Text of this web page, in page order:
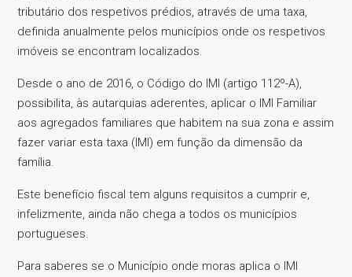
tributário dos respetivos prédios, através de uma taxa,
definida anualmente pelos municípios onde os respetivos
imóveis se encontram localizados.
Desde o ano de 2016, o Código do IMI (artigo 112º-A),
possibilita, às autarquias aderentes, aplicar o IMI Familiar
aos agregados familiares que habitem na sua zona e assim
fazer variar esta taxa (IMI) em função da dimensão da
família.
Este benefício fiscal tem alguns requisitos a cumprir e,
infelizmente, ainda não chega a todos os municípios
portugueses.
Para saberes se o Município onde moras aplica o IMI